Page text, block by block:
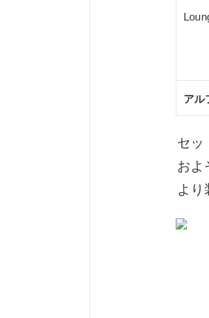
アル
セッ
およ
より